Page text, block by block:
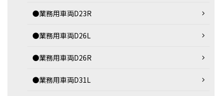
●業務用車両D23R
●業務用車両D26L
●業務用車両D26R
●業務用車両D31L